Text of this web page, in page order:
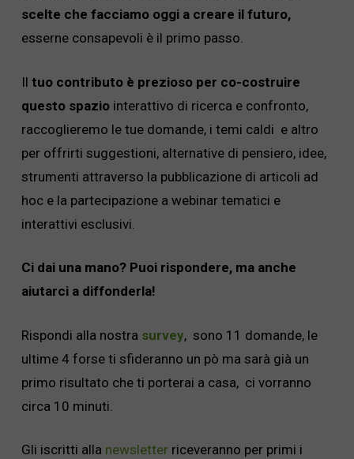
scelte che facciamo oggi a creare il futuro,
esserne consapevoli è il primo passo.
Il tuo contributo è prezioso per co-costruire
questo spaziointerattivo di ricerca e confronto,
raccoglieremo le tue domande, i temi caldi e altro
per offrirti suggestioni, alternative di pensiero, idee,
strumenti attraverso la pubblicazione di articoli ad
hoc e la partecipazione a webinar tematici e
interattivi esclusivi.
Ci dai una mano? Puoi rispondere, ma anche
aiutarci a diffonderla!
Rispondi alla nostra survey, sono 11 domande, le
ultime 4 forse ti sfideranno un pò ma sarà già un
primo risultato che ti porterai a casa, ci vorranno
circa 10 minuti.
Gli iscritti alla newsletterriceveranno per primi i